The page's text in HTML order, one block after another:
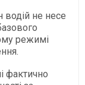
водій не несе
режимі
фактично